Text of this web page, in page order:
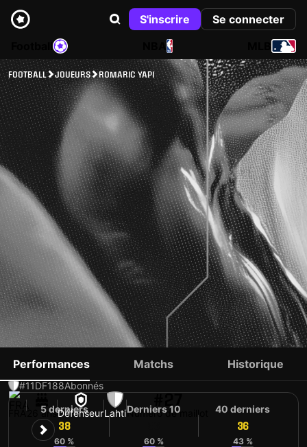
S'inscrire
Se connecter
NBA
FOOTBALL JOUEURS ROMARIC YAPI
ROMARIC YAPI
#11DF188Abonnés
26 ansDéfenseurLahtiNuméro de maillot
Performances Matchs Historique
5 derniers
38
60 %
Derniers 10
60 %
40 derniers
36
43 %